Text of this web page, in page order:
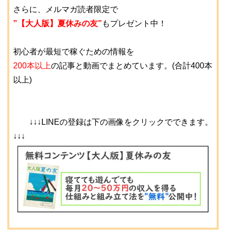
さらに、メルマガ読者限定で
”【大人版】夏休みの友” もプレゼント中！
初心者が最短で稼ぐための情報を
200本以上の記事と動画でまとめています。(合計400本
以上)
↓↓↓LINEの登録は下の画像をクリックでできます。
↓↓↓